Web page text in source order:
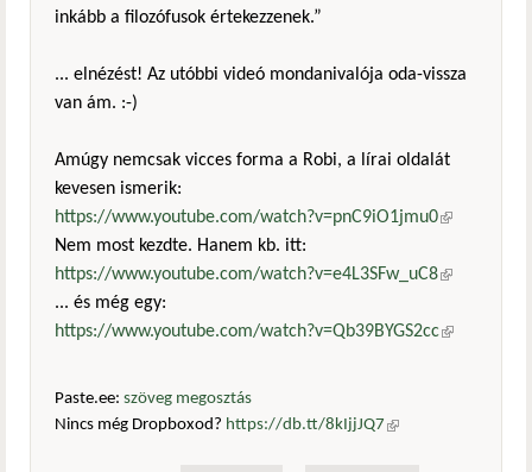
inkább a filozófusok értekezzenek.”
... elnézést! Az utóbbi videó mondanivalója oda-vissza
van ám. :-)
Amúgy nemcsak vicces forma a Robi, a lírai oldalát
kevesen ismerik:
https://www.youtube.com/watch?v=pnC9iO1jmu0(külső
Nem most kezdte. Hanem kb. itt:
https://www.youtube.com/watch?v=e4L3SFw_uC8(külső
... és még egy:
https://www.youtube.com/watch?v=Qb39BYGS2cc(külső
Paste.ee: szöveg megosztás
Nincs még Dropboxod? https://db.tt/8kIjjJQ7 (külső